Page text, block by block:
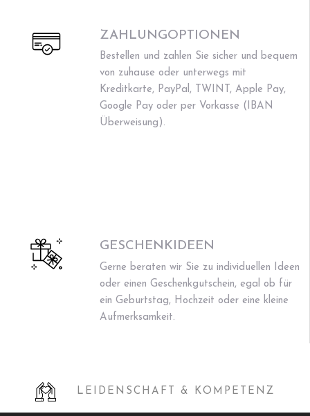
ZAHLUNGOPTIONEN
Bestellen und zahlen Sie sicher und bequem
von zuhause oder unterwegs mit
Kreditkarte, PayPal, TWINT, Apple Pay,
Google Pay oder per Vorkasse (IBAN
Überweisung).
GESCHENKIDEEN
Gerne beraten wir Sie zu individuellen Ideen
oder einen Geschenkgutschein, egal ob für
ein Geburtstag, Hochzeit oder eine kleine
Aufmerksamkeit.
LEIDENSCHAFT & KOMPETENZ